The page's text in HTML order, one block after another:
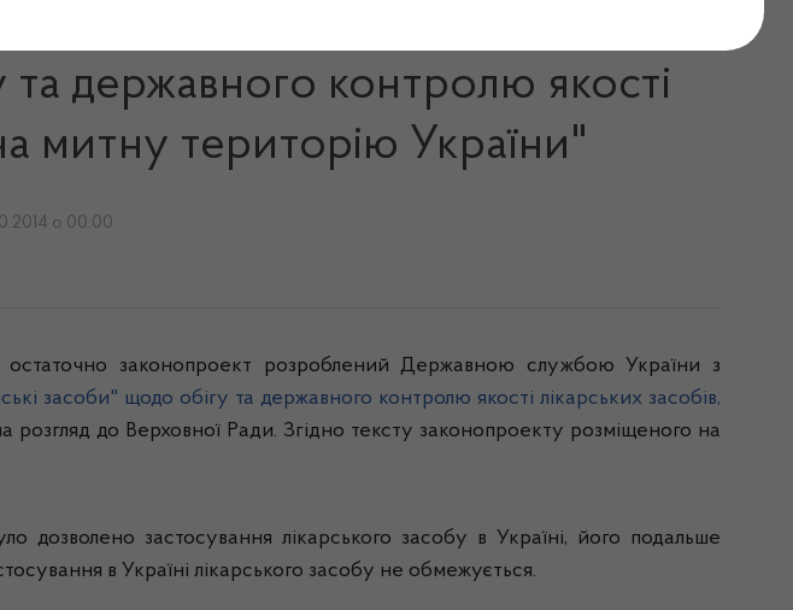
змін до Закону України
державного контролю якості
митну територію України"
о 00:00
законопроект розроблений Державною службою України з
засоби" щодо обігу та державного контролю якості лікарських засобів,
розгляд до Верховної Ради. Згідно тексту законопроекту розміщеного на
дозволено застосування лікарського засобу в Україні, його подальше
в Україні лікарського засобу не обмежується.